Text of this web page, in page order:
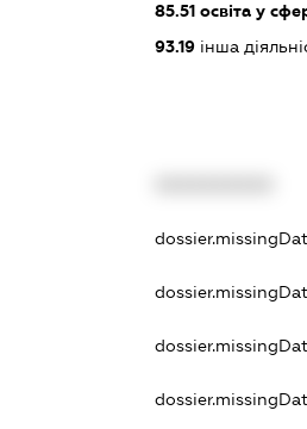
85.51 освіта у
93.19 інша